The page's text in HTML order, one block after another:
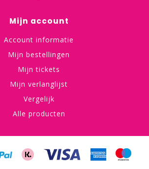
Mijn account
Account informatie
Mijn bestellingen
Mijn tickets
Mijn verlanglijst
Vergelijk
Alle producten